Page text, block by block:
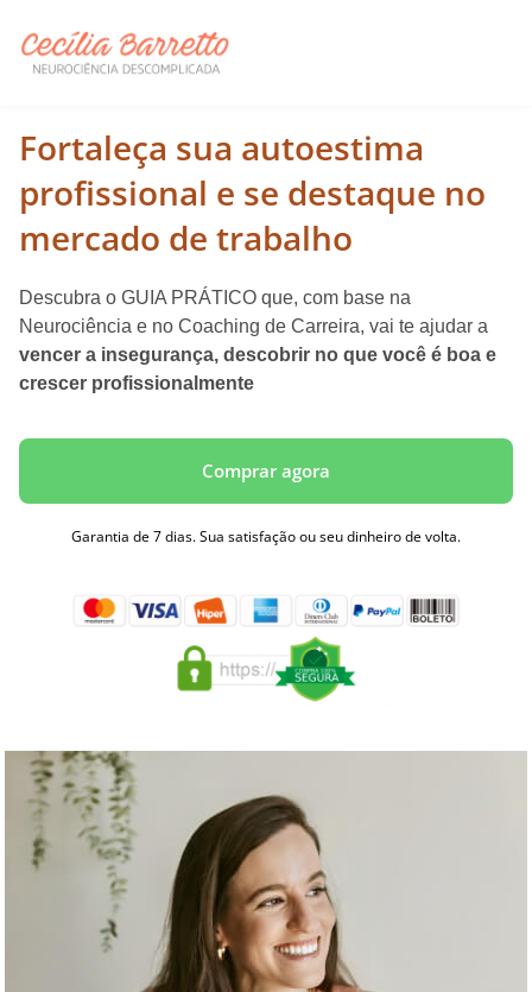
Fortaleça sua autoestima
profissional e se destaque no
mercado de trabalho
Descubra o GUIA PRÁTICO que, com base na
Neurociência e no Coaching de Carreira, vai te ajudar a
vencer a insegurança, descobrir no que você é boa e
crescer profissionalmente
Comprar agora
Garantia de 7 dias. Sua satisfação ou seu dinheiro de volta.